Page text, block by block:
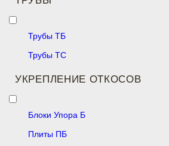
Трубы ТБ
Трубы ТС
УКРЕПЛЕНИЕ ОТКОСОВ
Блоки Упора Б
Плиты ПБ